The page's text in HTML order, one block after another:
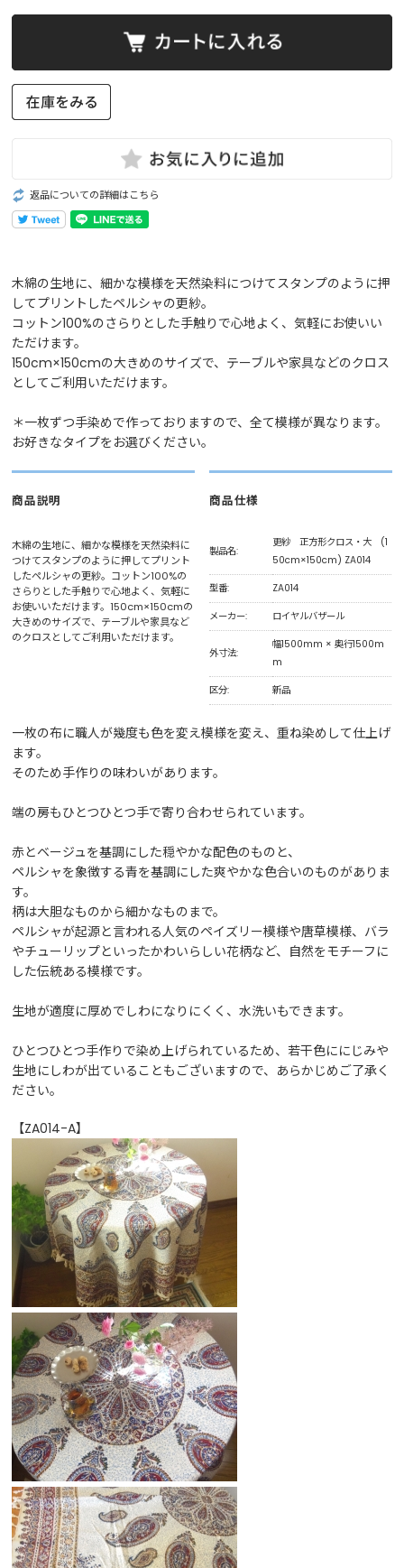
返品についての詳細はこちら
木綿の生地に、細かな模様を天然染料につけてスタンプのように押
してプリントしたペルシャの更紗。
コットン100%のさらりとした手触りで心地よく、気軽にお使いい
ただけます。
150cm×150cmの大きめのサイズで、テーブルや家具などのクロス
としてご利用いただけます。
＊一枚ずつ手染めで作っておりますので、全て模様が異なります。
お好きなタイプをお選びください。
商品説明
木綿の生地に、細かな模様を天然染料に
つけてスタンプのように押してプリント
したペルシャの更紗。コットン100%の
さらりとした手触りで心地よく、気軽に
お使いいただけます。150cm×150cmの
大きめのサイズで、テーブルや家具など
のクロスとしてご利用いただけます。
商品仕様
製品名:
更紗 正方形クロス・大 (1
50cm×150cm) ZA014
型番: ZA014
メーカー: ロイヤルバザール
外寸法:
幅1500mm × 奥行1500m
m
区分: 新品
一枚の布に職人が幾度も色を変え模様を変え、重ね染めして仕上げ
ます。
そのため手作りの味わいがあります。
端の房もひとつひとつ手で寄り合わせられています。
赤とベージュを基調にした穏やかな配色のものと、
ペルシャを象徴する青を基調にした爽やかな色合いのものがありま
す。
柄は大胆なものから細かなものまで。
ペルシャが起源と言われる人気のペイズリー模様や唐草模様、バラ
やチューリップといったかわいらしい花柄など、自然をモチーフに
した伝統ある模様です。
生地が適度に厚めでしわになりにくく、水洗いもできます。
ひとつひとつ手作りで染め上げられているため、若干色ににじみや
生地にしわが出ていることもございますので、あらかじめご了承く
ださい。
【ZA014-A】